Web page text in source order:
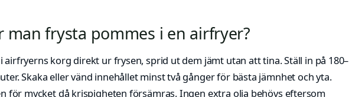
man frysta pommes i en airfryer?
airfryerns korg direkt ur frysen, sprid ut dem jämt utan att tina. Ställ in på 180–
Skaka eller vänd innehållet minst två gånger för bästa jämnhet och yta.
för mycket då krispigheten försämras. Ingen extra olja behövs eftersom